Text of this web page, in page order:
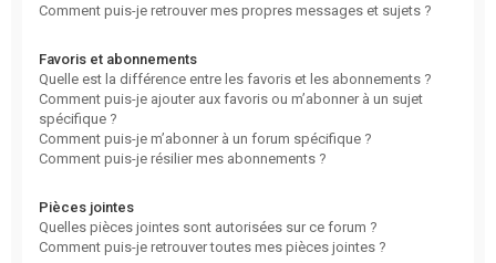
Comment puis-je retrouver mes propres messages et sujets ?
Favoris et abonnements
Quelle est la différence entre les favoris et les abonnements ?
Comment puis-je ajouter aux favoris ou m’abonner à un sujet
spécifique ?
Comment puis-je m’abonner à un forum spécifique ?
Comment puis-je résilier mes abonnements ?
Pièces jointes
Quelles pièces jointes sont autorisées sur ce forum ?
Comment puis-je retrouver toutes mes pièces jointes ?